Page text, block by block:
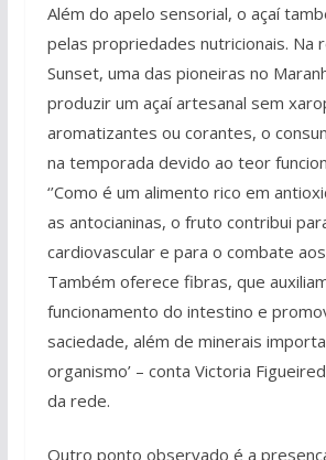
Além do apelo sensorial, o açaí
pelas propriedades nutricionais. Na
Sunset, uma das pioneiras no
produzir um açaí artesanal sem
aromatizantes ou corantes, o
na temporada devido ao teor
‘’Como é um alimento rico em
as antocianinas, o fruto contribui
cardiovascular e para o combate
Também oferece fibras, que
funcionamento do intestino e
saciedade, além de minerais
organismo’ – conta Victoria
da rede.
Outro ponto observado é a